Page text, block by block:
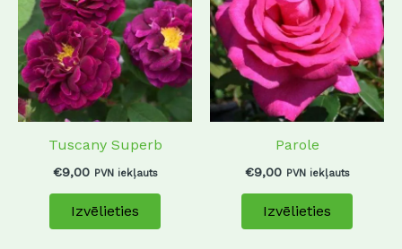
Tuscany Superb
€9,00 PVN iekļauts
Izvēlieties
has
multiple
variants.
The
may
be
on
Parole
€9,00 PVN iekļauts
Izvēlieties
has
The
options
may
on